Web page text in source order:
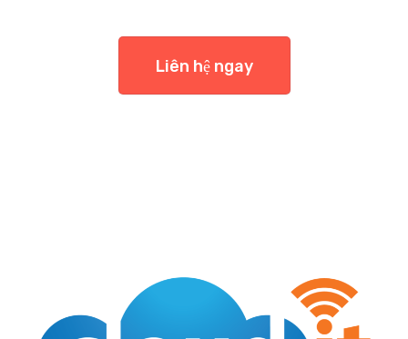
Liên hệ ngay